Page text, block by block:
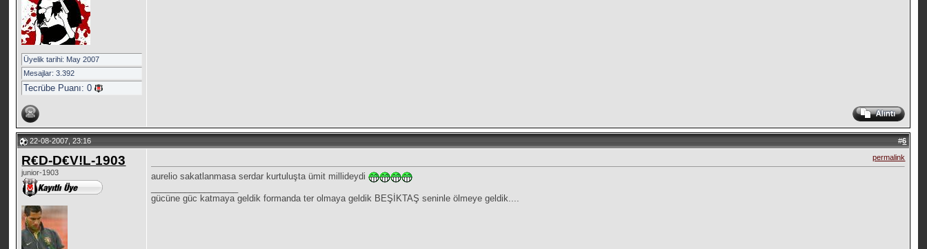
Üyelik tarihi: May 2007
Mesajlar: 3.392
Tecrübe Puanı:0
22-08-2007, 23:16 #6
R€D-D€V!L-1903
junior-1903
permalink
aurelio sakatlanmasa serdar kurtuluşta ümit millideydi
gücüne güc katmaya geldik formanda ter olmaya geldik BEŞİKTAŞ seninle ölmeye geldik....